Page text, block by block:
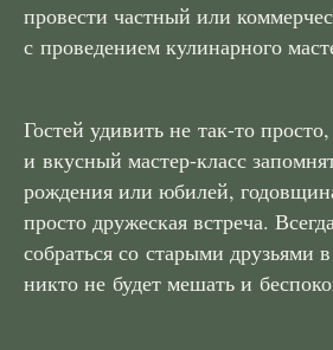
провести частный или
с проведением кулинарного
Гостей удивить не так-то
и вкусный мастер-класс
рождения или юбилей,
просто дружеская встреча.
собраться со старыми друзьями
никто не будет мешать и